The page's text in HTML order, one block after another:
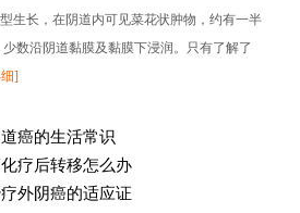
生长，在阴道内可见菜花状肿物，约有一半
数沿阴道黏膜及黏膜下浸润。只有了解了
]
癌的生活常识
疗后转移怎么办
外阴癌的适应证